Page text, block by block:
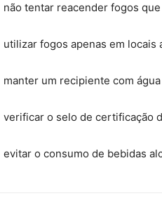
não tentar reacender fogos
utilizar fogos apenas em locais
manter um recipiente com
verificar o selo de certificação
evitar o consumo de bebidas